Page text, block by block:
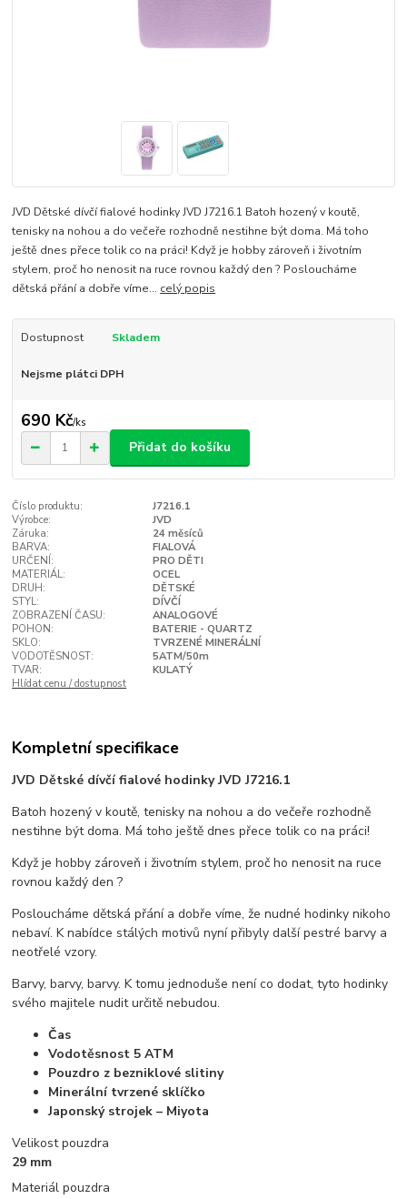
JVD Dětské dívčí fialové hodinky JVD J7216.1 Batoh hozený v koutě,
tenisky na nohou a do večeře rozhodně nestihne být doma. Má toho
ještě dnes přece tolik co na práci! Když je hobby zároveň i životním
stylem, proč ho nenosit na ruce rovnou každý den ? Posloucháme
dětská přání a dobře víme... celý popis
Dostupnost Skladem
Nejsme plátci DPH
690 Kč/ks
Přidat do košíku
Číslo produktu:
J7216.1
Výrobce:
JVD
Záruka:
24 měsíců
BARVA:
FIALOVÁ
URČENÍ:
PRO DĚTI
MATERIÁL:
OCEL
DRUH:
DĚTSKÉ
STYL:
DÍVČÍ
ZOBRAZENÍ ČASU:
ANALOGOVÉ
POHON:
BATERIE - QUARTZ
SKLO:
TVRZENÉ MINERÁLNÍ
VODOTĚSNOST:
5ATM/50m
TVAR:
KULATÝ
Hlídat cenu / dostupnost
Kompletní specifikace
JVD Dětské dívčí fialové hodinky JVD J7216.1
Batoh hozený v koutě, tenisky na nohou a do večeře rozhodně
nestihne být doma. Má toho ještě dnes přece tolik co na práci!
Když je hobby zároveň i životním stylem, proč ho nenosit na ruce
rovnou každý den ?
Posloucháme dětská přání a dobře víme, že nudné hodinky nikoho
nebaví. K nabídce stálých motivů nyní přibyly další pestré barvy a
neotřelé vzory.
Barvy, barvy, barvy. K tomu jednoduše není co dodat, tyto hodinky
svého majitele nudit určitě nebudou.
Čas
Vodotěsnost 5 ATM
Pouzdro z bezniklové slitiny
Minerální tvrzené sklíčko
Japonský strojek – Miyota
Velikost pouzdra
29 mm
Materiál pouzdra